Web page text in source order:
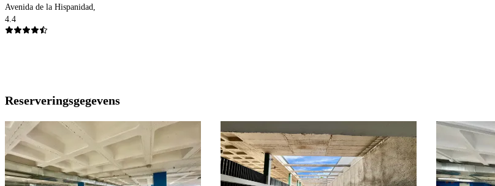
Avenida de la Hispanidad,
4.4
Reserveringsgegevens